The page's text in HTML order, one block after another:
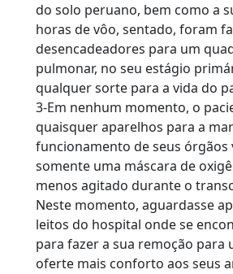
do solo peruano, bem como a
horas de vôo, sentado, foram
desencadeadores para um
pulmonar, no seu estágio
qualquer sorte para a vida do
3-Em nenhum momento, o
quaisquer aparelhos para a
funcionamento de seus órgãos
somente uma máscara de
menos agitado durante o
Neste momento, aguardasse
leitos do hospital onde se
para fazer a sua remoção para
oferte mais conforto aos seus